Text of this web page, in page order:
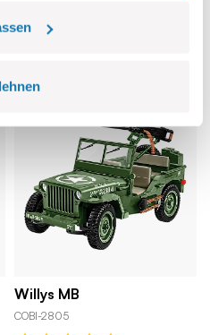
In den Warenkorb
Willys MB
COBI-2805